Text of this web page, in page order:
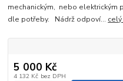
mechanickým, nebo elektrickým
dle potřeby. Nádrž odpoví...
5 000 Kč
4 132 Kč bez DPH